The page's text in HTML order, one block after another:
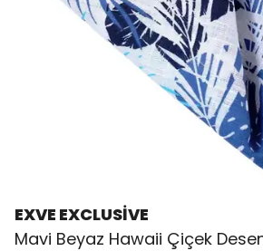
EXVE EXCLUSİVE
Mavi Beyaz Hawaii Çiçek